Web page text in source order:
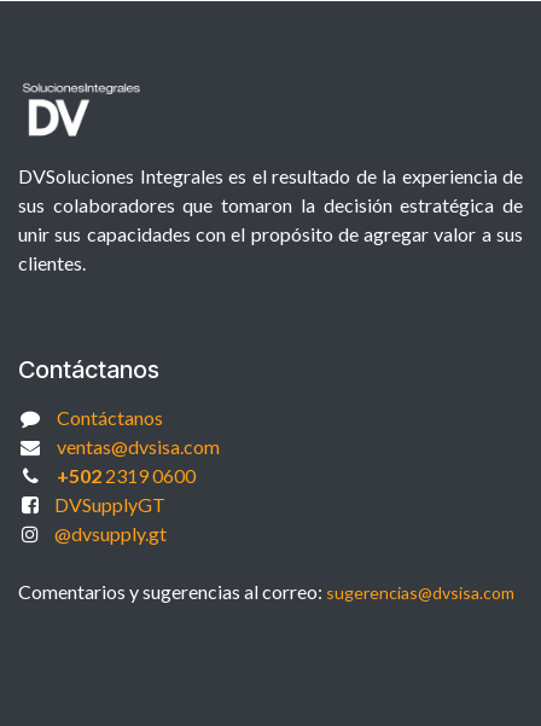
DVSoluciones Integrales es el resultado de la experiencia de
sus colaboradores que tomaron la decisión estratégica de
unir sus capacidades con el propósito de agregar valor a sus
clientes.
Contáctanos
Contáctanos
ventas@dvsisa.com
+5022319 0600
DVSupplyGT
@dvsupply.gt
Comentarios y sugerencias al correo: sugerencias@dvsisa.com